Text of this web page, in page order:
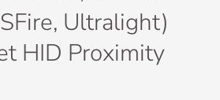
Ultralight)
HID Proximity